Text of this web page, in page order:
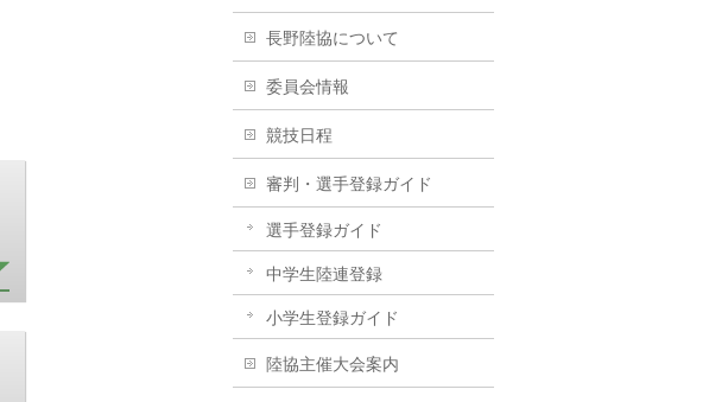
長野陸協について
委員会情報
競技日程
審判・選手登録ガイド
選手登録ガイド
中学生陸連登録
小学生登録ガイド
陸協主催大会案内